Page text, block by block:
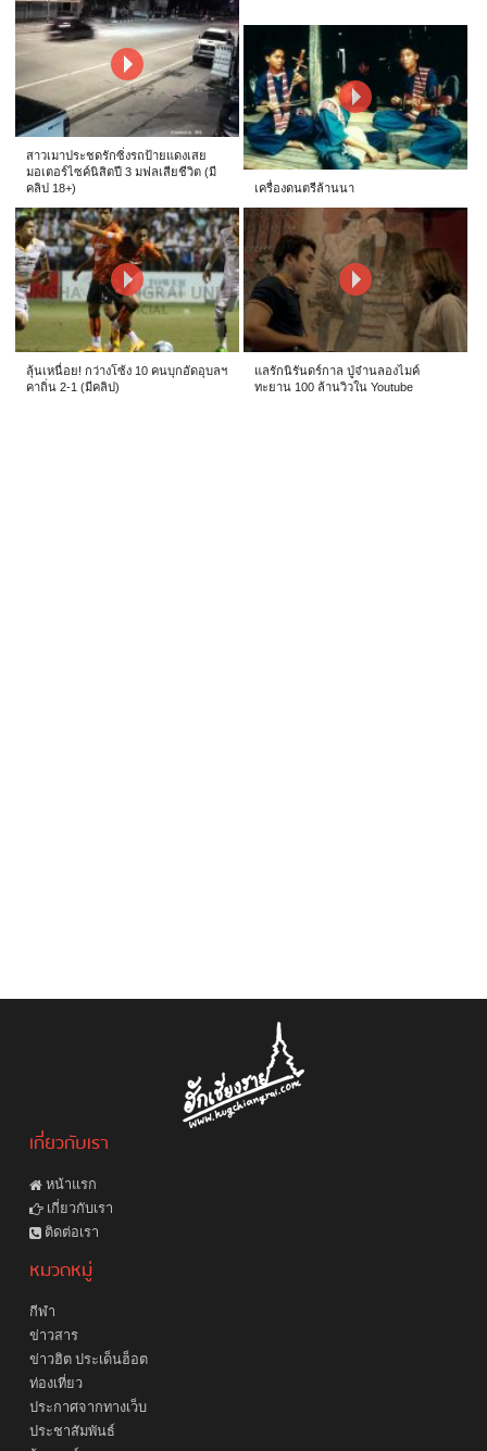
สาวเมาประชดรักซิ่งรถป้ายแดงเสย
มอเตอร์ไซค์นิสิตปี 3 มฟลเสียชีวิต (มี
คลิป 18+)
เครื่องดนตรีล้านนา
ลุ้นเหนื่อย! กว่างโซ้ง 10 คนบุกอัดอุบลฯ
คาถิ่น 2-1 (มีคลิป)
แลรักนิรันดร์กาล ปู่จ๋านลองไมค์
ทะยาน 100 ล้านวิวใน Youtube
เกี่ยวกับเรา
หน้าแรก
เกี่ยวกับเรา
ติดต่อเรา
หมวดหมู่
กีฬา
ข่าวสาร
ข่าวฮิต ประเด็นฮ็อต
ท่องเที่ยว
ประกาศจากทางเว็บ
ประชาสัมพันธ์